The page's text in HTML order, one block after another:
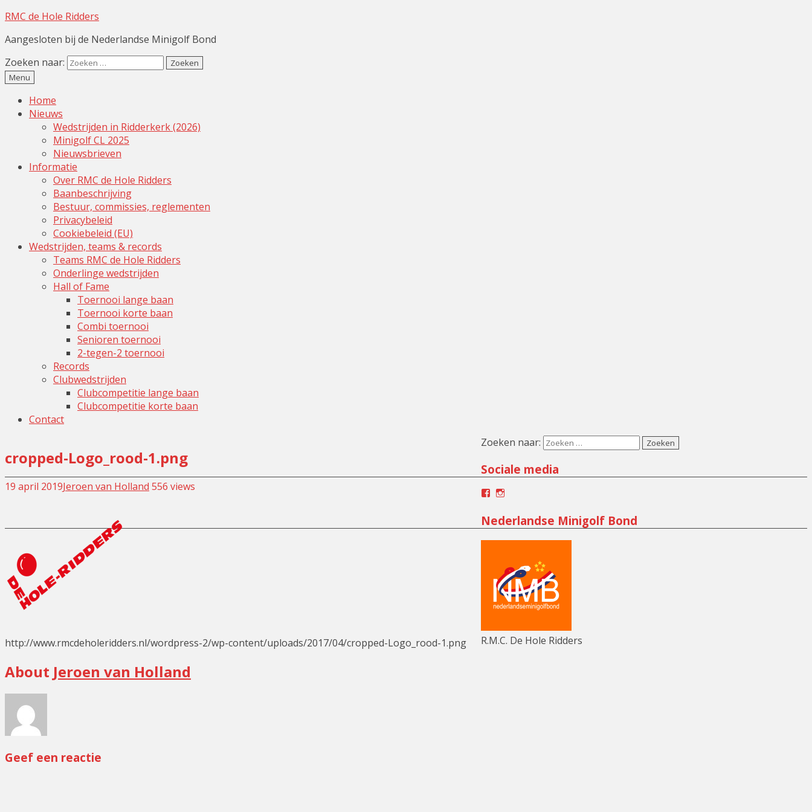
RMC de Hole Ridders
Aangesloten bij de Nederlandse Minigolf Bond
Zoeken naar:
Menu
Home
Nieuws
Wedstrijden in Ridderkerk (2026)
Minigolf CL 2025
Nieuwsbrieven
Informatie
Over RMC de Hole Ridders
Baanbeschrijving
Bestuur, commissies, reglementen
Privacybeleid
Cookiebeleid (EU)
Wedstrijden, teams & records
Teams RMC de Hole Ridders
Onderlinge wedstrijden
Hall of Fame
Toernooi lange baan
Toernooi korte baan
Combi toernooi
Senioren toernooi
2-tegen-2 toernooi
Records
Clubwedstrijden
Clubcompetitie lange baan
Clubcompetitie korte baan
Contact
cropped-Logo_rood-1.png
19 april 2019Jeroen van Holland Leave
556 views
http://www.rmcdeholeridders.nl/wordpress-2/wp-content/uploads/2017/04/cropped-Logo_rood-1.png
About Jeroen van Holland
Geef een reactie
Zoeken naar:
Sociale media
Facebook
Nederlandse Minigolf Bond
R.M.C. De Hole Ridders